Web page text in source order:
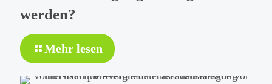
werden?
Mehr lesen
Wann
sollte